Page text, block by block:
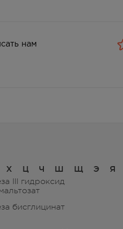
нам
Х Ц Ч Ш Щ Э
Я
III гидроксид
бисглицинат